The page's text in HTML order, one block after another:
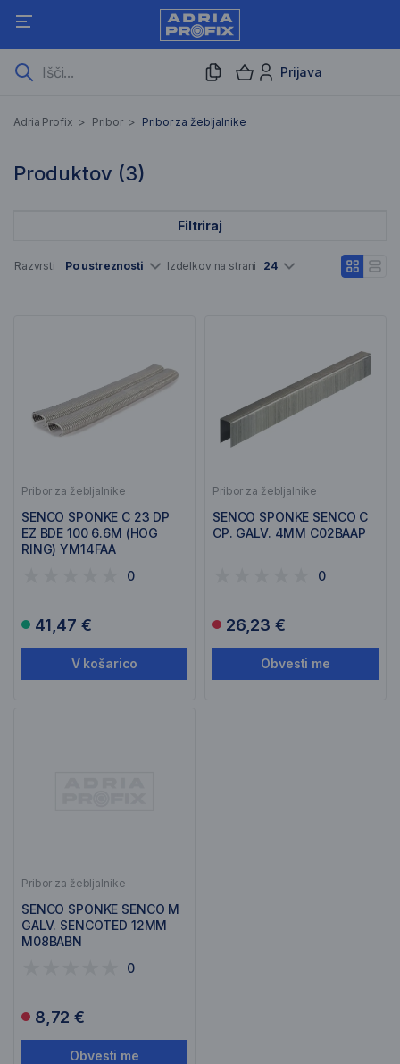
Prijava
Pribor za žebljalnike
Adria Profix > Pribor > Pribor za žebljalnike
Produktov (3)
3 Rezultati iskanja
Filtriraj
Seznam artiklov
Razvrsti Po ustreznosti Izdelkov na strani 24
Pribor za žebljalnike
SENCO SPONKE C 23 DP
EZ BDE 100 6.6M (HOG
RING) YM14FAA
0
41,47 €
V košarico
Pribor za žebljalnike
SENCO SPONKE SENCO C
CP. GALV. 4MM C02BAAP
0
26,23 €
Obvesti me
Pribor za žebljalnike
SENCO SPONKE SENCO M
GALV. SENCOTED 12MM
M08BABN
0
8,72 €
Obvesti me